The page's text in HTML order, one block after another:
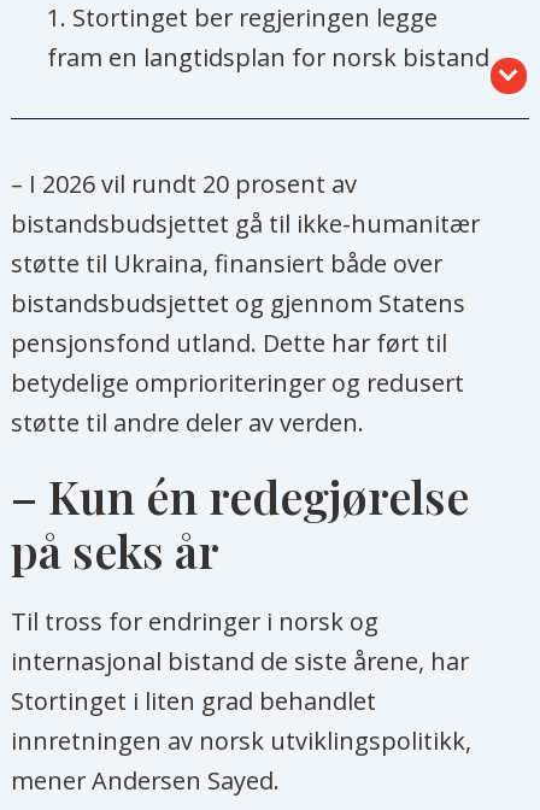
1. Stortinget ber regjeringen legge
fram en langtidsplan for norsk bistand
en tydeligere strategi for norsk
bistand, der fattigdomsbekjempelse
stadfestes som hovedmål.
3. Stortinget ber regjeringen etablere
en helhetlig og transparent ordning
for systematisk resultatmåling og
organisasjoner og fond.
– I 2026 vil rundt 20 prosent av
bistandsbudsjettet gå til ikke-humanitær
støtte til Ukraina, finansiert både over
bistandsbudsjettet og gjennom Statens
pensjonsfond utland. Dette har ført til
betydelige omprioriteringer og redusert
støtte til andre deler av verden.
– Kun én redegjørelse
på seks år
Til tross for endringer i norsk og
internasjonal bistand de siste årene, har
Stortinget i liten grad behandlet
innretningen av norsk utviklingspolitikk,
mener Andersen Sayed.